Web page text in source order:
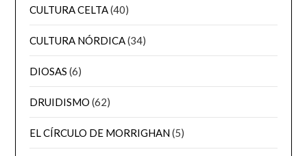
CULTURA CELTA(40)
CULTURA NÓRDICA(34)
DIOSAS (6)
DRUIDISMO (62)
EL CÍRCULO DE MORRIGHAN(5)